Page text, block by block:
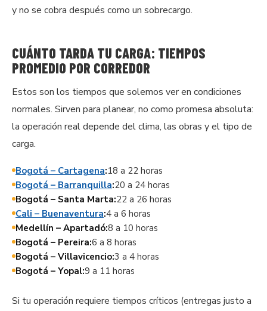
y no se cobra después como un sobrecargo.
CUÁNTO TARDA TU CARGA: TIEMPOS
PROMEDIO POR CORREDOR
Estos son los tiempos que solemos ver en condiciones
normales. Sirven para planear, no como promesa absoluta:
la operación real depende del clima, las obras y el tipo de
carga.
Bogotá – Cartagena:18 a 22 horas
Bogotá – Barranquilla:20 a 24 horas
Bogotá – Santa Marta:22 a 26 horas
Cali – Buenaventura:4 a 6 horas
Medellín – Apartadó:8 a 10 horas
Bogotá – Pereira:6 a 8 horas
Bogotá – Villavicencio:3 a 4 horas
Bogotá – Yopal:9 a 11 horas
Si tu operación requiere tiempos críticos (entregas justo a